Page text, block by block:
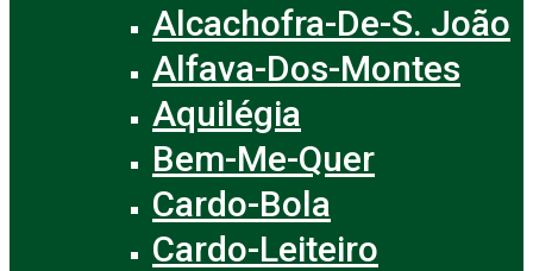
Alcachofra-De-S. João
Alfava-Dos-Montes
Aquilégia
Bem-Me-Quer
Cardo-Bola
Cardo-Leiteiro